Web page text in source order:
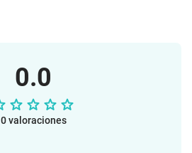
0.0
0 valoraciones